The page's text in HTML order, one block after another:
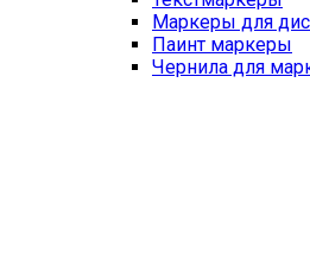
Маркеры для
Паинт маркеры
Чернила для